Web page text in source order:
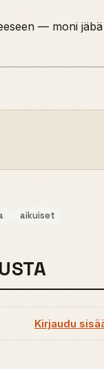
— moni
aikuiset
Kirjaudu